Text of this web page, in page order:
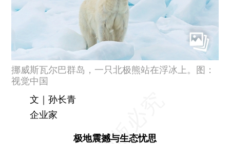
挪威斯瓦尔巴群岛，一只北极熊站在浮冰上。图：
视觉中国
文｜孙长青
企业家
极地震撼与生态忧思